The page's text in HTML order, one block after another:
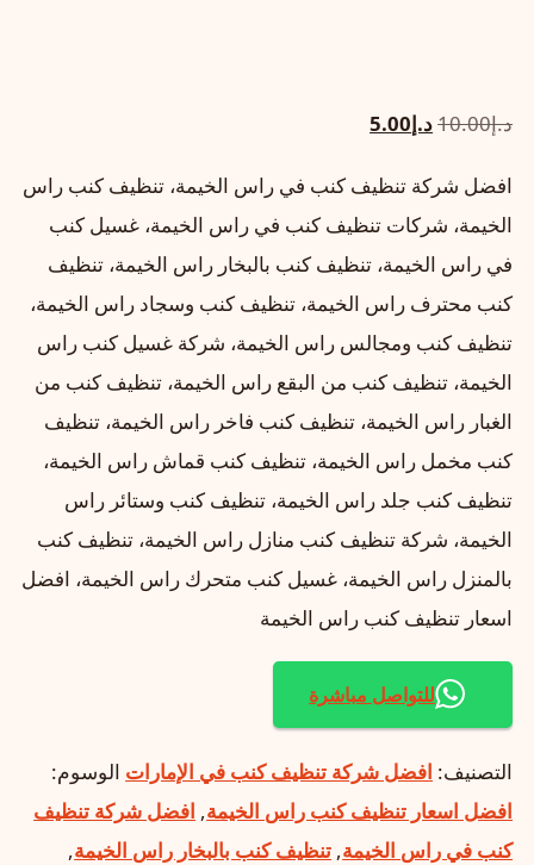
د.إ10.00السعر
هو:
د.إ10.00.
د.إ5.00السعر
هو:
د.إ5.00.
افضل شركة تنظيف كنب في راس الخيمة، تنظيف كنب راس
الخيمة، شركات تنظيف كنب في راس الخيمة، غسيل كنب
في راس الخيمة، تنظيف كنب بالبخار راس الخيمة، تنظيف
كنب محترف راس الخيمة، تنظيف كنب وسجاد راس الخيمة،
تنظيف كنب ومجالس راس الخيمة، شركة غسيل كنب راس
الخيمة، تنظيف كنب من البقع راس الخيمة، تنظيف كنب من
الغبار راس الخيمة، تنظيف كنب فاخر راس الخيمة، تنظيف
كنب مخمل راس الخيمة، تنظيف كنب قماش راس الخيمة،
تنظيف كنب جلد راس الخيمة، تنظيف كنب وستائر راس
الخيمة، شركة تنظيف كنب منازل راس الخيمة، تنظيف كنب
بالمنزل راس الخيمة، غسيل كنب متحرك راس الخيمة، افضل
اسعار تنظيف كنب راس الخيمة
للتواصل مباشرة
التصنيف: افضل شركة تنظيف كنب في الإمارات الوسوم:
افضل اسعار تنظيف كنب راس الخيمة, افضل شركة تنظيف
كنب في راس الخيمة, تنظيف كنب بالبخار راس الخيمة,